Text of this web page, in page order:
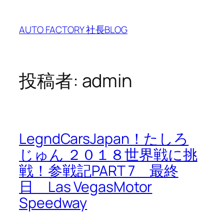
AUTO FACTORY 社長BLOG
投稿者: admin
LegndCarsJapan！たしろ
じゅん ２０１８世界戦に挑
戦！参戦記PART 7 最終
日 Las VegasMotor
Speedway